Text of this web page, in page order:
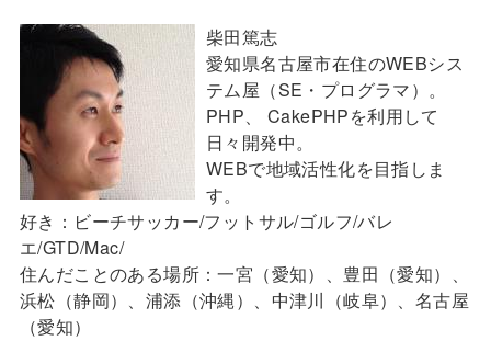
柴田篤志
愛知県名古屋市在住のWEBシス
テム屋（SE・プログラマ）。
PHP、 CakePHPを利用して
日々開発中。
WEBで地域活性化を目指しま
す。
好き：ビーチサッカー/フットサル/ゴルフ/バレ
エ/GTD/Mac/
住んだことのある場所：一宮（愛知）、豊田（愛知）、
浜松（静岡）、浦添（沖縄）、中津川（岐阜）、名古屋
（愛知）